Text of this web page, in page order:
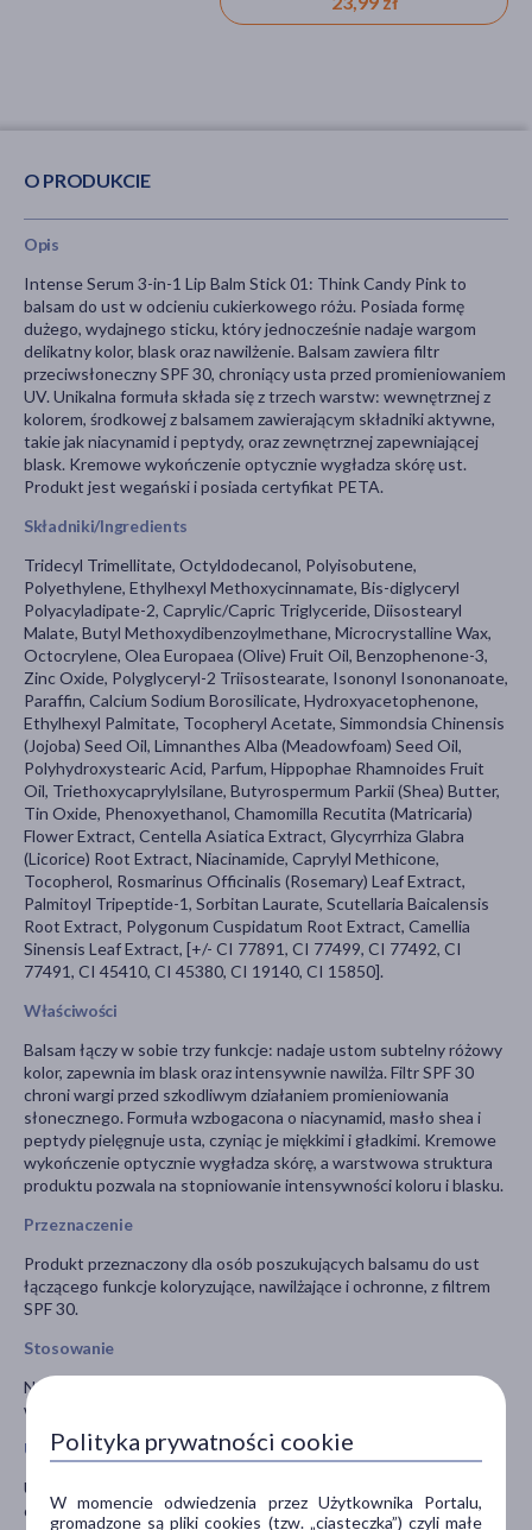
O PRODUKCIE
Opis
Intense Serum 3-in-1 Lip Balm Stick 01: Think Candy Pink to
balsam do ust w odcieniu cukierkowego różu. Posiada formę
dużego, wydajnego sticku, który jednocześnie nadaje wargom
delikatny kolor, blask oraz nawilżenie. Balsam zawiera filtr
przeciwsłoneczny SPF 30, chroniący usta przed promieniowaniem
UV. Unikalna formuła składa się z trzech warstw: wewnętrznej z
kolorem, środkowej z balsamem zawierającym składniki aktywne,
takie jak niacynamid i peptydy, oraz zewnętrznej zapewniającej
blask. Kremowe wykończenie optycznie wygładza skórę ust.
Produkt jest wegański i posiada certyfikat PETA.
Składniki/Ingredients
Tridecyl Trimellitate, Octyldodecanol, Polyisobutene,
Polyethylene, Ethylhexyl Methoxycinnamate, Bis-diglyceryl
Polyacyladipate-2, Caprylic/Capric Triglyceride, Diisostearyl
Malate, Butyl Methoxydibenzoylmethane, Microcrystalline Wax,
Octocrylene, Olea Europaea (Olive) Fruit Oil, Benzophenone-3,
Zinc Oxide, Polyglyceryl-2 Triisostearate, Isononyl Isononanoate,
Paraffin, Calcium Sodium Borosilicate, Hydroxyacetophenone,
Ethylhexyl Palmitate, Tocopheryl Acetate, Simmondsia Chinensis
(Jojoba) Seed Oil, Limnanthes Alba (Meadowfoam) Seed Oil,
Polyhydroxystearic Acid, Parfum, Hippophae Rhamnoides Fruit
Oil, Triethoxycaprylylsilane, Butyrospermum Parkii (Shea) Butter,
Tin Oxide, Phenoxyethanol, Chamomilla Recutita (Matricaria)
Flower Extract, Centella Asiatica Extract, Glycyrrhiza Glabra
(Licorice) Root Extract, Niacinamide, Caprylyl Methicone,
Tocopherol, Rosmarinus Officinalis (Rosemary) Leaf Extract,
Palmitoyl Tripeptide-1, Sorbitan Laurate, Scutellaria Baicalensis
Root Extract, Polygonum Cuspidatum Root Extract, Camellia
Sinensis Leaf Extract, [+/- CI 77891, CI 77499, CI 77492, CI
77491, CI 45410, CI 45380, CI 19140, CI 15850].
Właściwości
Balsam łączy w sobie trzy funkcje: nadaje ustom subtelny różowy
kolor, zapewnia im blask oraz intensywnie nawilża. Filtr SPF 30
chroni wargi przed szkodliwym działaniem promieniowania
słonecznego. Formuła wzbogacona o niacynamid, masło shea i
peptydy pielęgnuje usta, czyniąc je miękkimi i gładkimi. Kremowe
wykończenie optycznie wygładza skórę, a warstwowa struktura
produktu pozwala na stopniowanie intensywności koloru i blasku.
Przeznaczenie
Produkt przeznaczony dla osób poszukujących balsamu do ust
łączącego funkcje koloryzujące, nawilżające i ochronne, z filtrem
SPF 30.
Stosowanie
Nakładać bezpośrednio na usta, ruchem ciągłym. Aplikować
warstwowo, aby wzmocnić efekt koloru i blasku.
Uwagi
Unikać kontaktu z oczami. W przypadku dostania się produktu do
oczu, natychmiast przepłukać je wodą. Przechowywać w miejscu
Polityka prywatności cookie
W momencie odwiedzenia przez Użytkownika Portalu,
gromadzone są pliki cookies (tzw. „ciasteczka”) czyli małe